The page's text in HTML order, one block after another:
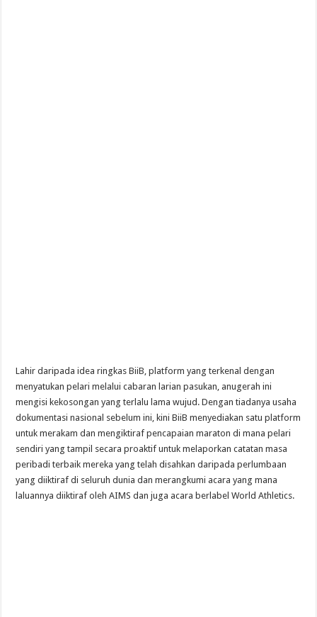
Lahir daripada idea ringkas BiiB, platform yang terkenal dengan
menyatukan pelari melalui cabaran larian pasukan, anugerah ini
mengisi kekosongan yang terlalu lama wujud. Dengan tiadanya usaha
dokumentasi nasional sebelum ini, kini BiiB menyediakan satu platform
untuk merakam dan mengiktiraf pencapaian maraton di mana pelari
sendiri yang tampil secara proaktif untuk melaporkan catatan masa
peribadi terbaik mereka yang telah disahkan daripada perlumbaan
yang diiktiraf di seluruh dunia dan merangkumi acara yang mana
laluannya diiktiraf oleh AIMS dan juga acara berlabel World Athletics.